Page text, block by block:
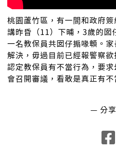
桃園蘆竹區，有一間和政府
講昨昏（11）下晡，3歲的囡
一名教保員共囡仔搧喙䫌。
解決，毋過目前已經報警察
認定教保員有不當行為，要
會召開審議，看敢是真正有不
— 分